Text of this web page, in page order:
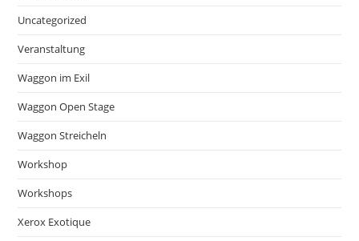
Uncategorized
Veranstaltung
Waggon im Exil
Waggon Open Stage
Waggon Streicheln
Workshop
Workshops
Xerox Exotique